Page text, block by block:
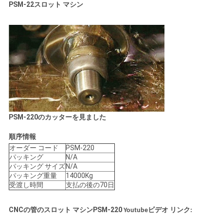
PSM-22スロット マシン
PSM-220のカッターを見ました
順序情報
オーダー コード
PSM-220
パッキング
N/A
パッキング サイズN/A
パッキング重量
14000Kg
受渡し時間
支払の後の70日
CNCの管のスロット マシンPSM-220 Youtubeビデオ リンク: